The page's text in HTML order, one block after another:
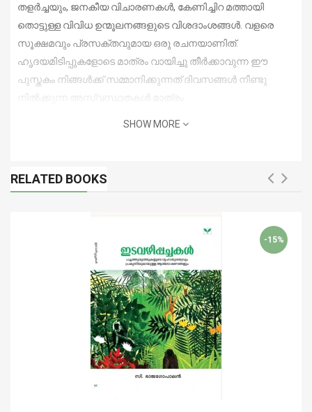
തളര്‍ച്ചയും, ജനകീയ വിചാരണകള്‍, കേണിച്ചിറ മത്തായി
തൊട്ടുള്ള വിവിധ ഉന്മൂലനങ്ങളുടെ വിശദാംശങ്ങള്‍. വളരെ
സൂക്ഷമവും പ്രസക്തവുമായ ഒരു രചനയാണിത്.
ഹൃദയമിടിപ്പുകളോടെ മാത്രം വായിച്ചു തീര്‍ക്കാവുന്ന ഈ
പുസ്തകം നിങ്ങള്‍ക്ക് സമ്മാനിക്കുന്നത് ദിവസങ്ങള്‍ നീണ്ടു
നില്‍ക്കുന്ന അസ്വസ്ഥതകള്‍ മാത്രം.
SHOW MORE
RELATED BOOKS
-15%